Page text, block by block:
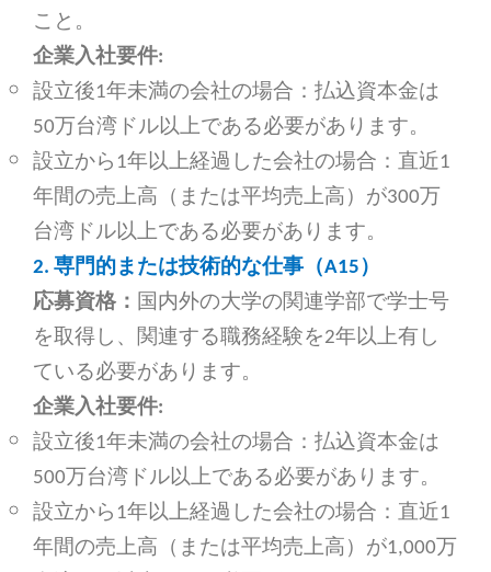
こと。
企業入社要件:
設立後1年未満の会社の場合：払込資本金は
50万台湾ドル以上である必要があります。
設立から1年以上経過した会社の場合：直近1
年間の売上高（または平均売上高）が300万
台湾ドル以上である必要があります。
2. 専門的または技術的な仕事（A15）
応募資格： 国内外の大学の関連学部で学士号
を取得し、関連する職務経験を2年以上有し
ている必要があります。
企業入社要件:
設立後1年未満の会社の場合：払込資本金は
500万台湾ドル以上である必要があります。
設立から1年以上経過した会社の場合：直近1
年間の売上高（または平均売上高）が1,000万